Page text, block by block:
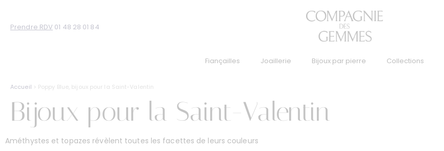
Prendre RDV 01 48 28 01 84
Fiançailles Joaillerie Bijoux par pierre Collections
Accueil > Poppy Blue, bijoux pour la Saint-Valentin
Bijoux pour la Saint-Valentin
Améthystes et topazes révèlent toutes les facettes de leurs couleurs